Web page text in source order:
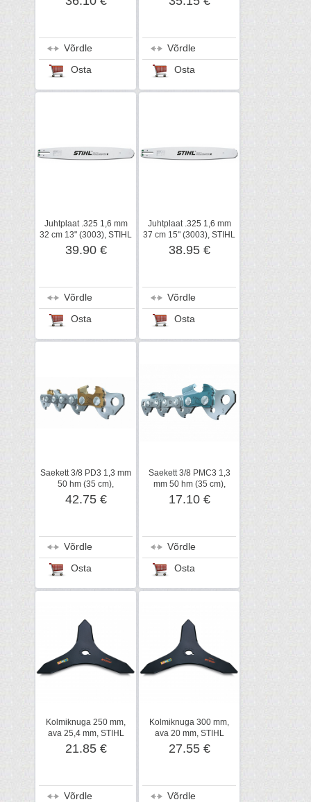
Võrdle
Osta
Võrdle
Osta
Juhtplaat .325 1,6 mm
32 cm 13" (3003), STIHL
39.90 €
Võrdle
Osta
Juhtplaat .325 1,6 mm
37 cm 15" (3003), STIHL
38.95 €
Võrdle
Osta
Saekett 3/8 PD3 1,3 mm
50 hm (35 cm),
kõvasulam, STIHL
42.75 €
Võrdle
Osta
Saekett 3/8 PMC3 1,3
mm 50 hm (35 cm),
STIHL
17.10 €
Võrdle
Osta
Kolmiknuga 250 mm,
ava 25,4 mm, STIHL
21.85 €
Võrdle
Kolmiknuga 300 mm,
ava 20 mm, STIHL
27.55 €
Võrdle